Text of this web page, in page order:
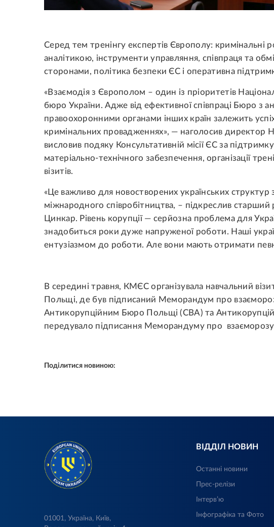
Серед тем тренінгу експертів Європолу: кримінальні
аналітикою, інструменти управляння, співпраця та
сторонами, політика безпеки ЄС і оперативна
«Взаємодія з Європолом – один із пріоритетів
бюро України. Адже від ефективної співпраці Бюро з
правоохоронними органами інших країн залежить
кримінальних провадженнях», — наголосив
висловив подяку Консультативній місії ЄС за
матеріально-технічного забезпечення, організації
візитів.
«Це важливо для новостворених українських
міжнародного співробітництва, – підкреслив
Цинкар. Рівень корупції — серйозна проблема для
знадобиться роки дуже напруженої роботи. Наші
ентузіазмом до роботи. Але вони мають отримати
В середині травня, КМЄС організувала навчальний
Польщі, де був підписаний Меморандум про
Антикорупційним Бюро Польщі (CBA) та
передувало підписання Меморандуму про
Поділитися новиною:
01001, Україна, Київ,
ВІДДІЛ НОВИН
Останні новини
Прес-релізи
Інтерв’ю
Інфографіка та Фото